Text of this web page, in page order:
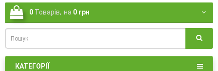
0 Товарів, на 0 грн
КАТЕГОРІЇ